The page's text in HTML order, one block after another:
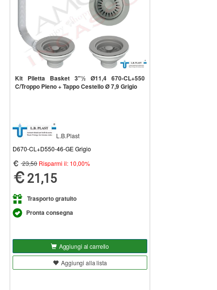
Kit Piletta Basket 3"½ Ø11,4 670-CL+550
C/Troppo Pieno + Tappo Cestello Ø 7,9 Grigio
L.B.Plast
D670-CL+D550-46-GE Grigio
23,50 Risparmi il: 10,00%
21,15
Trasporto gratuito
Pronta consegna
Aggiungi al carrello
Aggiungi alla lista